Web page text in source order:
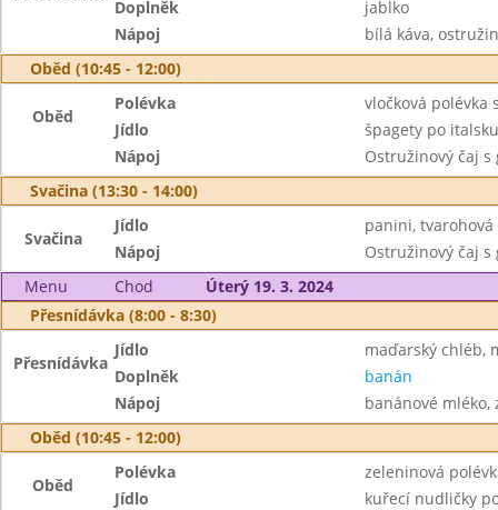
Doplněk
jablko
Nápoj
bílá káva,
Oběd (10:45 - 12:00)
Oběd
Polévka
vločková polévka
Jídlo
špagety po
Nápoj
Ostružinový čaj s
Svačina (13:30 - 14:00)
Svačina
Jídlo
panini, tvarohová
Nápoj
Ostružinový čaj s
Menu
Chod
Úterý 19. 3. 2024
Přesnídávka (8:00 - 8:30)
Přesnídávka
Jídlo
maďarský chléb,
Doplněk
banán
Nápoj
banánové mléko,
Oběd (10:45 - 12:00)
Oběd
Polévka
zeleninová
Jídlo
kuřecí nudličky